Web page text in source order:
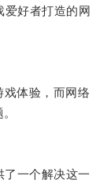
好者打造的网
体验，而网络
一个解决这一